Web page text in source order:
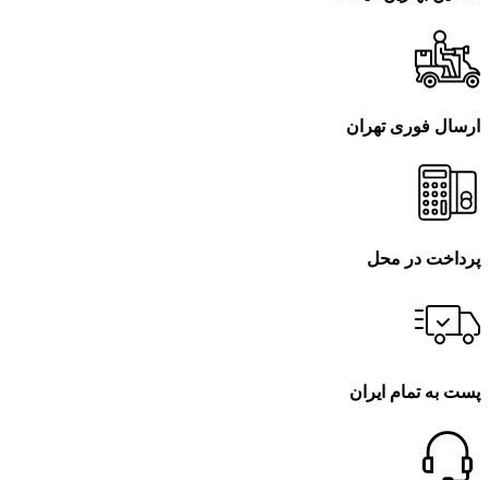
ارسال فوری تهران
پرداخت در محل
پست به تمام ایران